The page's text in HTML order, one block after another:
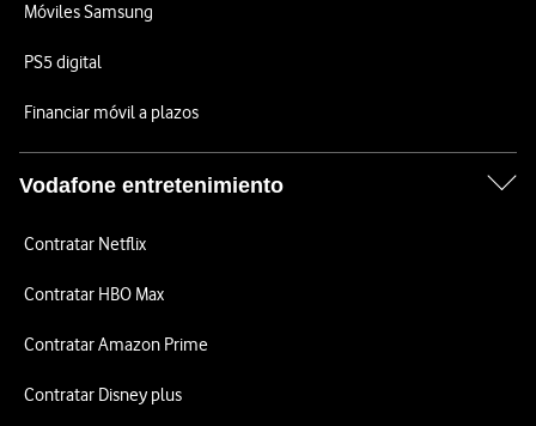
Móviles Samsung
PS5 digital
Financiar móvil a plazos
Vodafone entretenimiento
Contratar Netflix
Contratar HBO Max
Contratar Amazon Prime
Contratar Disney plus